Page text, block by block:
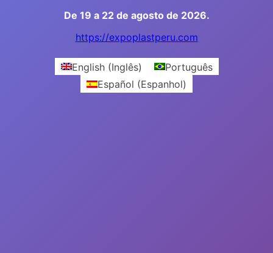
De 19 a 22 de agosto de 2026.
https://expoplastperu.com
English(Inglês)
Português
Español (Espanhol)